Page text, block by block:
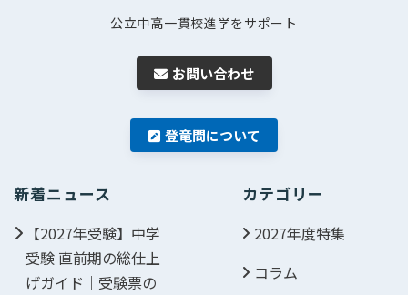
公立中高一貫校進学をサポート
お問い合わせ
登竜問について
新着ニュース
【2027年受験】中学
受験 直前期の総仕上
げガイド｜受験票の
カテゴリー
2027年度特集
コラム